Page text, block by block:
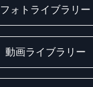
フォトライブラリー
動画ライブラリー